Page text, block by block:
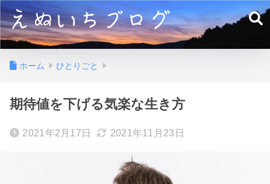
ホーム ひとりごと
期待値を下げる気楽な生き方
2021年2月17日 2021年11月23日